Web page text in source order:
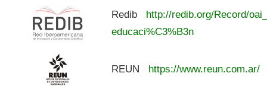
Redib
http://redib.org/Record/
educaci%C3%B3n
REUN https://www.reun.com.ar/